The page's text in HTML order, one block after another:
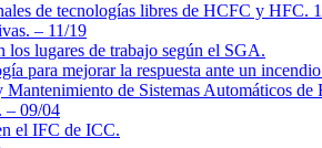
de tecnologías libres de HCFC y HFC.
– 11/19
los lugares de trabajo según el SGA.
para mejorar la respuesta ante un
de Sistemas Automáticos
– 09/04
el IFC de ICC.